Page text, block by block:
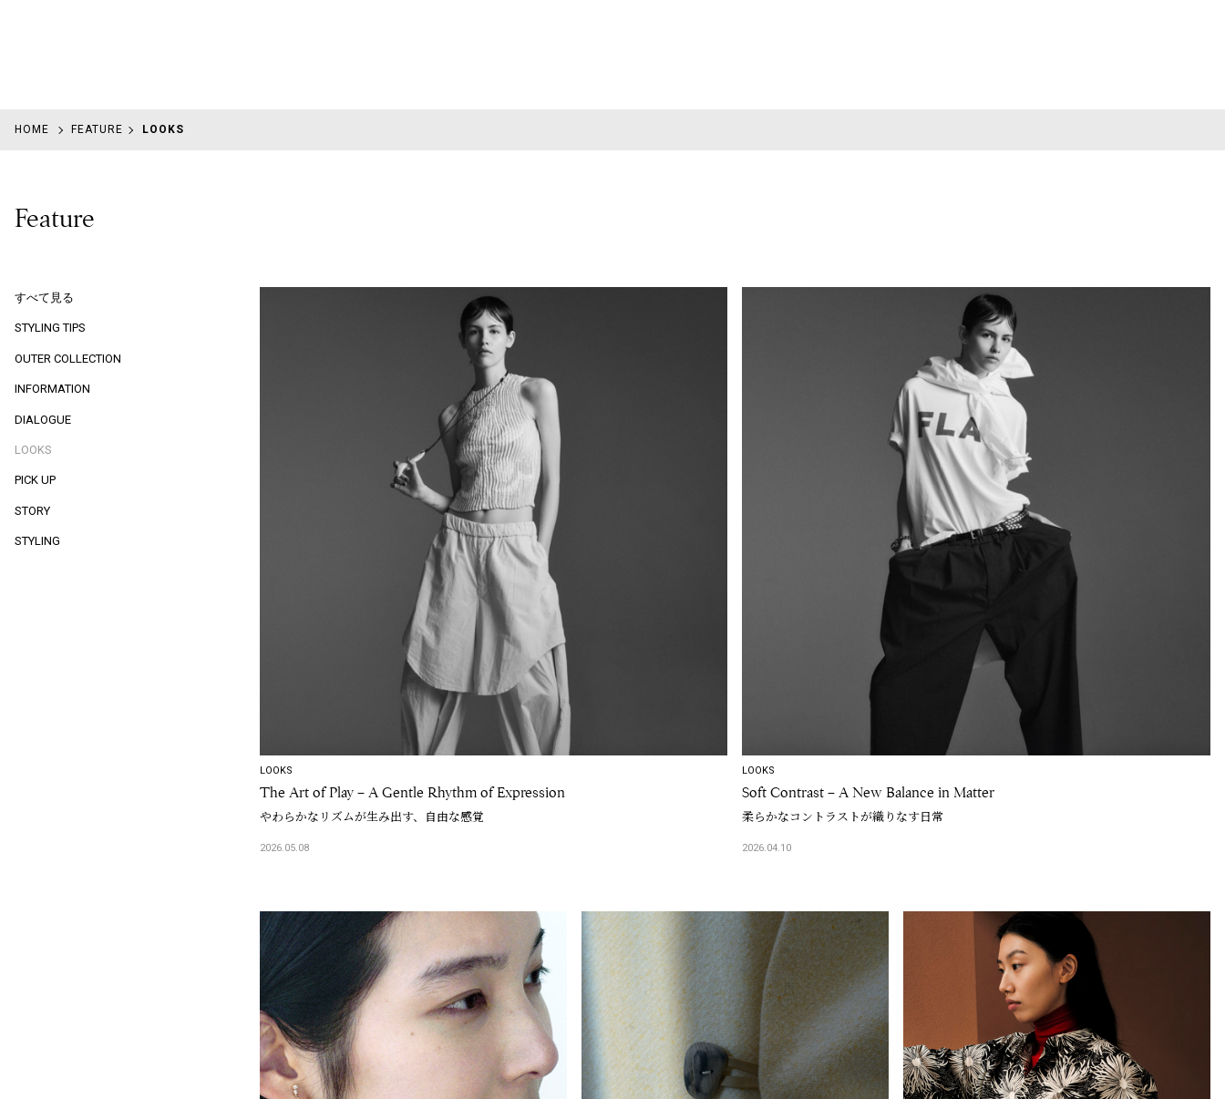
HOME FEATURE LOOKS
Feature
すべて見る
STYLING TIPS
OUTER COLLECTION
INFORMATION
DIALOGUE
LOOKS
PICK UP
STORY
STYLING
LOOKS
The Art of Play – A Gentle Rhythm of Expression
やわらかなリズムが生み出す、自由な感覚
2026.05.08
LOOKS
Soft Contrast – A New Balance in Matter
柔らかなコントラストが織りなす日常
2026.04.10